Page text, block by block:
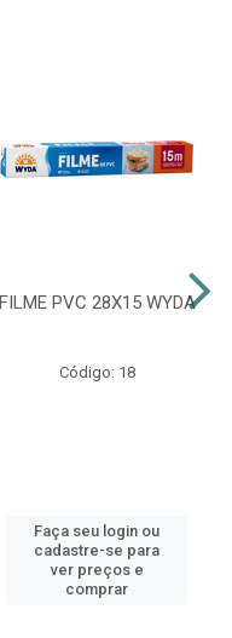
FILME PVC 28X15 WYDA
Código: 18
Faça seu login ou
cadastre-se para
ver preços e
comprar